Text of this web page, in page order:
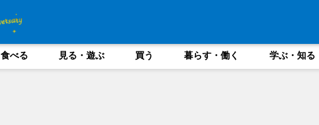
食べる 見る・遊ぶ 買う 暮らす・働く 学ぶ・知る